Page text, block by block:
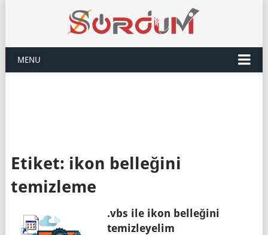
MENU
Etiket: ikon belleğini
temizleme
.vbs ile ikon belleğini
temizleyelim